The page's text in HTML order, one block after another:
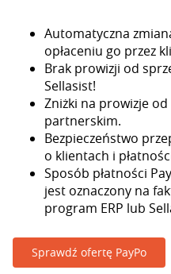
Automatyczna
opłaceniu go przez
Brak prowizji od
Sellasist!
Zniżki na prowizje
partnerskim.
Bezpieczeństwo
o klientach i
Sposób płatności
jest oznaczony na
program ERP lub
Sprawdź ofertę PayPo